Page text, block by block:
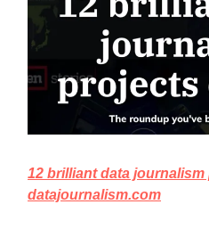
12 brilliant data journalism
datajournalism.com